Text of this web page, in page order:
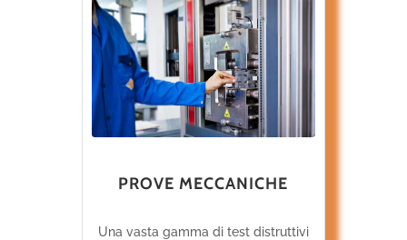
PROVE MECCANICHE
Una vasta gamma di test distruttivi